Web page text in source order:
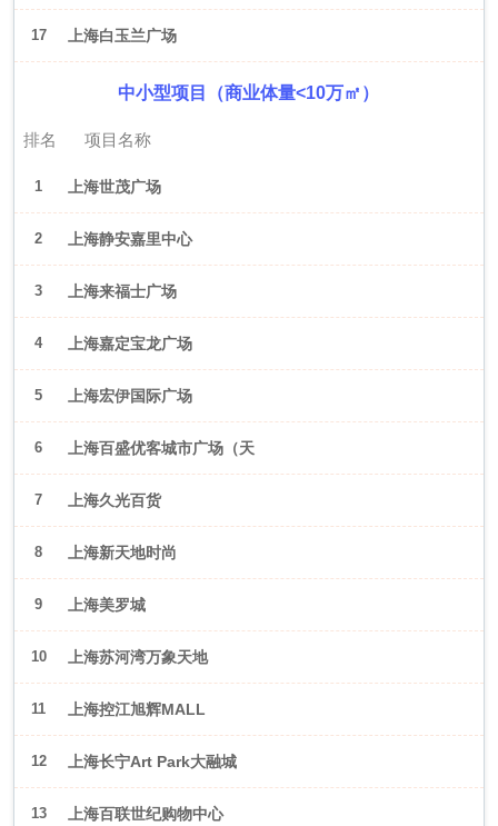
ONE
17 上海白玉兰广场
中小型项目（商业体量<10万㎡）
排名 项目名称
1 上海世茂广场
2 上海静安嘉里中心
3 上海来福士广场
4 上海嘉定宝龙广场
5 上海宏伊国际广场
6 上海百盛优客城市广场（天
山店）
7 上海久光百货
8 上海新天地时尚
9 上海美罗城
10 上海苏河湾万象天地
11 上海控江旭辉MALL
12 上海长宁Art Park大融城
13 上海百联世纪购物中心